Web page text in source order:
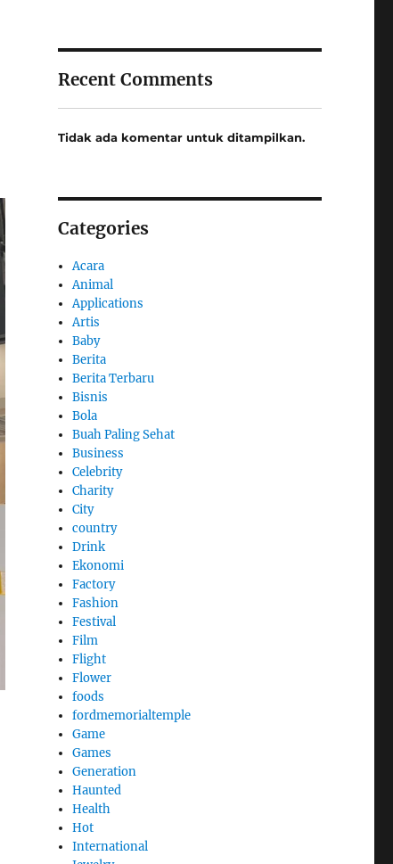
Recent Comments
Tidak ada komentar untuk ditampilkan.
Categories
Acara
Animal
Applications
Artis
Baby
Berita
Berita Terbaru
Bisnis
Bola
Buah Paling Sehat
Business
Celebrity
Charity
City
country
Drink
Ekonomi
Factory
Fashion
Festival
Film
Flight
Flower
foods
fordmemorialtemple
Game
Games
Generation
Haunted
Health
Hot
International